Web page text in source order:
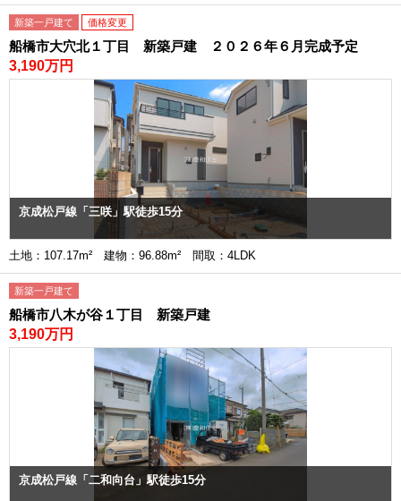
新築一戸建て 価格変更
船橋市大穴北１丁目 新築戸建 ２０２６年６月完成予定
3,190万円
京成松戸線「三咲」駅徒歩15分
土地：107.17m² 建物：96.88m² 間取：4LDK
新築一戸建て
船橋市八木が谷１丁目 新築戸建
3,190万円
京成松戸線「二和向台」駅徒歩15分